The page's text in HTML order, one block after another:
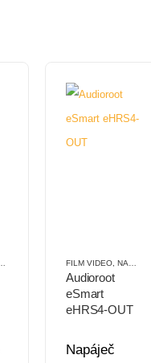
PROTIVĚTRNÁ OCHRANA
FILM VIDEO, NAPÁJENÍ
Audioroot
eSmart
eHRS4-OUT
Napáječ